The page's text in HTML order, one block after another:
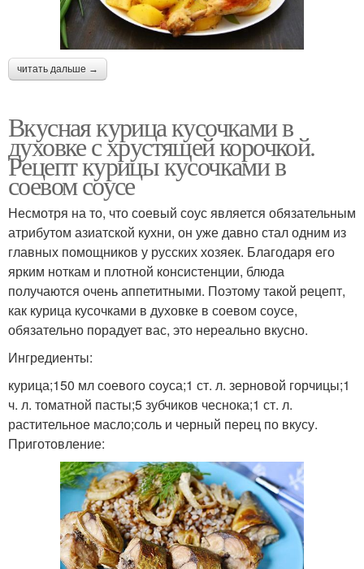
читать дальше →
Вкусная курица кусочками в
духовке с хрустящей корочкой.
Рецепт курицы кусочками в
соевом соусе
Несмотря на то, что соевый соус является обязательным
атрибутом азиатской кухни, он уже давно стал одним из
главных помощников у русских хозяек. Благодаря его
ярким ноткам и плотной консистенции, блюда
получаются очень аппетитными. Поэтому такой рецепт,
как курица кусочками в духовке в соевом соусе,
обязательно порадует вас, это нереально вкусно.
Ингредиенты:
курица;150 мл соевого соуса;1 ст. л. зерновой горчицы;1
ч. л. томатной пасты;5 зубчиков чеснока;1 ст. л.
растительное масло;соль и черный перец по вкусу.
Приготовление: